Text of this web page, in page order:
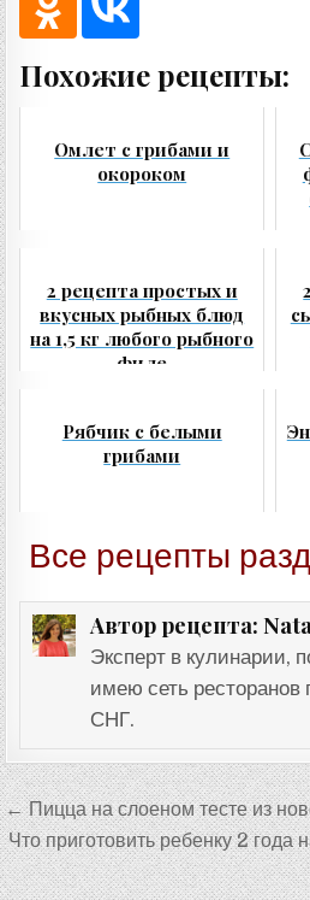
Похожие рецепты:
Омлет с грибами и
окороком
2 рецепта простых и
вкусных рыбных блюд
на 1,5 кг любого рыбного
филе
Рябчик с белыми
грибами
Все рецепты
Автор рецепта:
Эксперт в кулинарии,
имею сеть ресторанов
СНГ.
Навигация
по
записям
← Пицца на слоеном тесте из
Что приготовить ребенку 2 года